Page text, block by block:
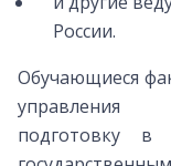
России.
Обучающиеся
управления
подготовку в